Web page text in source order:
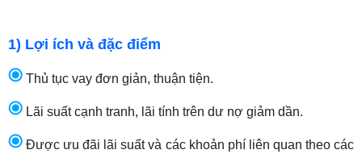
1) Lợi ích và đặc điểm
Thủ tục vay đơn giản, thuận tiện.
Lãi suất cạnh tranh, lãi tính trên dư nợ giảm dần.
Được ưu đãi lãi suất và các khoản phí liên quan theo các